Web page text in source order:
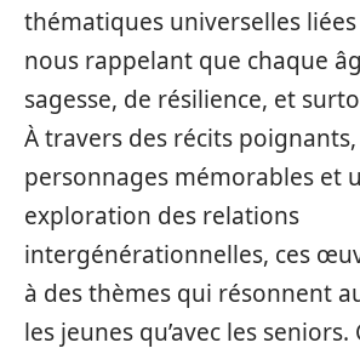
thématiques universelles
nous rappelant que chaque
sagesse, de résilience, et
À travers des récits
personnages mémorables et
exploration des relations
intergénérationnelles, ces
à des thèmes qui résonnent
les jeunes qu’avec les seniors.